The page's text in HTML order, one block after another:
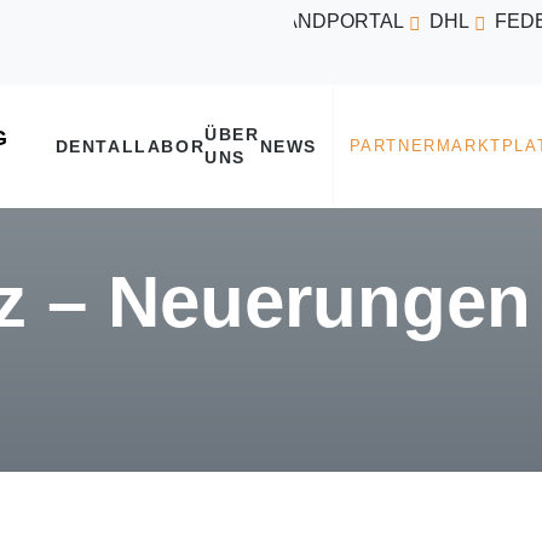
VERSANDPORTAL DHL
–